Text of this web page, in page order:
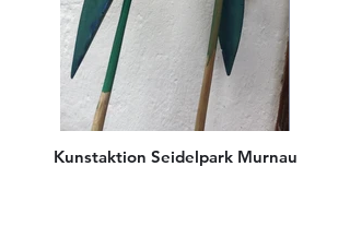
Kunstaktion Seidelpark Murnau